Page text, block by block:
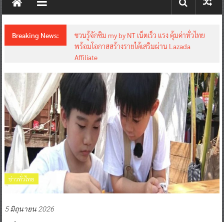
New
Breaking News:
ชวนรู้จักซิม my by NT เน็ตเร็ว แรง คุ้มค่าทั่วไทย
พร้อมโอกาสสร้างรายได้เสริมผ่าน Lazada
Affiliate
ข่าวทั่วไทย
5 มิถุนายน 2026